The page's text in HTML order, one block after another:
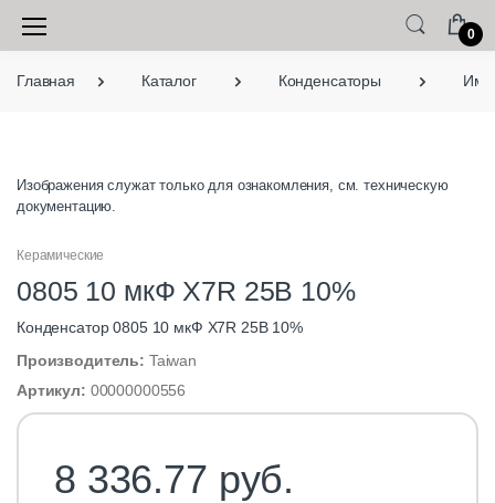
О нас
ТехИнфо
Как оформить заказ
Контакты
Акустические компоненты
0
Главная Каталог Конденсаторы
Изображения служат только для ознакомления, см. техническую
документацию.
Керамические
0805 10 мкФ X7R 25B 10%
Конденсатор 0805 10 мкФ X7R 25B 10%
Производитель: Taiwan
Артикул: 00000000556
8 336.77 руб.